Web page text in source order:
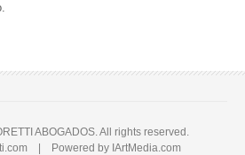
ABOGADOS. All rights reserved.
| Powered by IArtMedia.com